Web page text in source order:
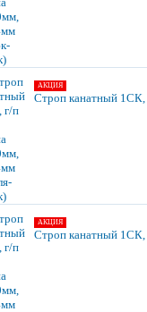
АКЦИЯ
Строп канатный 1СК,
АКЦИЯ
Строп канатный 1СК,